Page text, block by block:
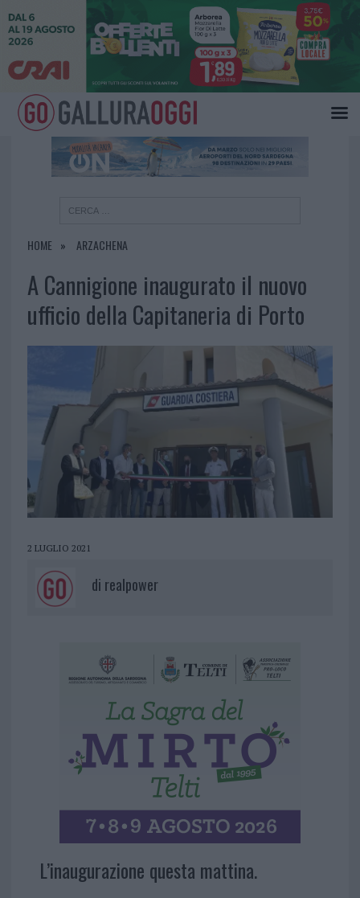
HOME ARZACHENA
A Cannigione inaugurato il nuovo
ufficio della Capitaneria di Porto
2 LUGLIO 2021
di realpower
L’inaugurazione questa mattina.
×